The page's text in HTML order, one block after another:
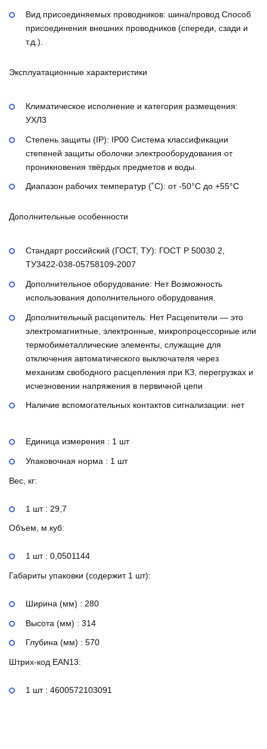
Вид присоединяемых проводников: шина/провод Способ
присоединения внешних проводников (спереди, сзади и
т.д.).
Эксплуатационные характеристики
Климатическое исполнение и категория размещения:
УХЛ3
Степень защиты (IP): IP00 Система классификации
степеней защиты оболочки электрооборудования от
проникновения твёрдых предметов и воды.
Диапазон рабочих температур (˚С): от -50°С до +55°С
Дополнительные особенности
Стандарт российский (ГОСТ, ТУ): ГОСТ Р 50030.2,
ТУ3422-038-05758109-2007
Дополнительное оборудование: Нет Возможность
использования дополнительного оборудования.
Дополнительный расцепитель: Нет Расцепители — это
электромагнитные, электронные, микропроцессорные или
термобиметаллические элементы, служащие для
отключения автоматического выключателя через
механизм свободного расцепления при КЗ, перегрузках и
исчезновении напряжения в первичной цепи
Наличие вспомогательных контактов сигнализации: нет
Единица измерения : 1 шт
Упаковочная норма : 1 шт
Вес, кг:
1 шт : 29,7
Объем, м.куб:
1 шт : 0,0501144
Габариты упаковки (содержит 1 шт):
Ширина (мм) : 280
Высота (мм) : 314
Глубина (мм) : 570
Штрих-код EAN13:
1 шт : 4600572103091